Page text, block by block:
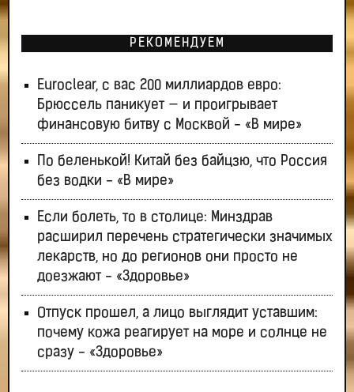
РЕКОМЕНДУЕМ
Euroclear, с вас 200 миллиардов евро:
Брюссель паникует — и проигрывает
финансовую битву с Москвой - «В мире»
По беленькой! Китай без байцзю, что Россия
без водки - «В мире»
Если болеть, то в столице: Минздрав
расширил перечень стратегически значимых
лекарств, но до регионов они просто не
доезжают - «Здоровье»
Отпуск прошел, а лицо выглядит уставшим:
почему кожа реагирует на море и солнце не
сразу - «Здоровье»